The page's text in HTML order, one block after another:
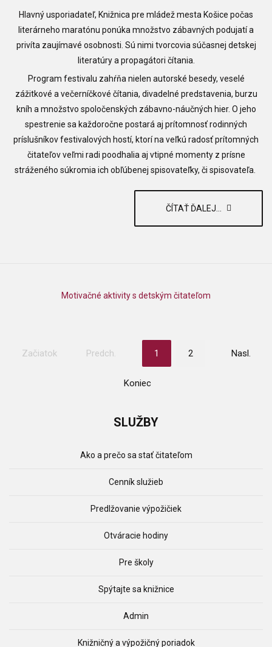
Hlavný usporiadateľ, Knižnica pre mládež mesta Košice počas
literárneho maratónu ponúka množstvo zábavných podujatí a
privíta zaujímavé osobnosti. Sú nimi tvorcovia súčasnej detskej
literatúry a propagátori čítania.
Program festivalu zahŕňa nielen autorské besedy, veselé
zážitkové a večerníčkové čítania, divadelné predstavenia, burzu
kníh a množstvo spoločenských zábavno-náučných hier. O jeho
spestrenie sa každoročne postará aj prítomnosť rodinných
príslušníkov festivalových hostí, ktorí na veľkú radosť prítomných
čitateľov veľmi radi poodhalia aj vtipné momenty z prísne
stráženého súkromia ich obľúbenej spisovateľky, či spisovateľa.
ČÍTAŤ ĎALEJ...
Motivačné aktivity s detským čitateľom
Začiatok Predch. 1 2 Nasl.
Koniec
SLUŽBY
Ako a prečo sa stať čitateľom
Cenník služieb
Predlžovanie výpožičiek
Otváracie hodiny
Pre školy
Spýtajte sa knižnice
Admin
Knižničný a výpožičný poriadok